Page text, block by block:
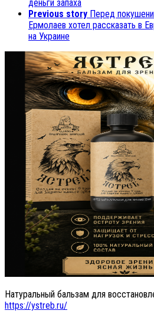
деньги запаха
Previous story Перед
Ермолаев хотел рассказать в
на Украине
Натуральный бальзам для
https://ystreb.ru/